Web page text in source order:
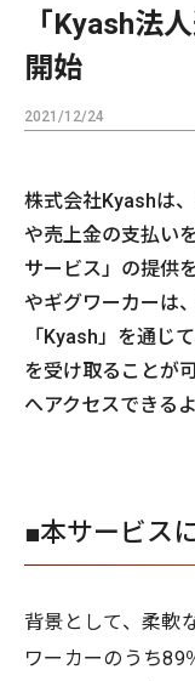
「Kyash法
開始
2021/12/24
株式会社Kyashは
や売上金の支払い
サービス」の提供
やギグワーカーは
「Kyash」を通じ
を受け取ることが
へアクセスできる
■本サービス
背景として、柔軟
ワーカーのうち89